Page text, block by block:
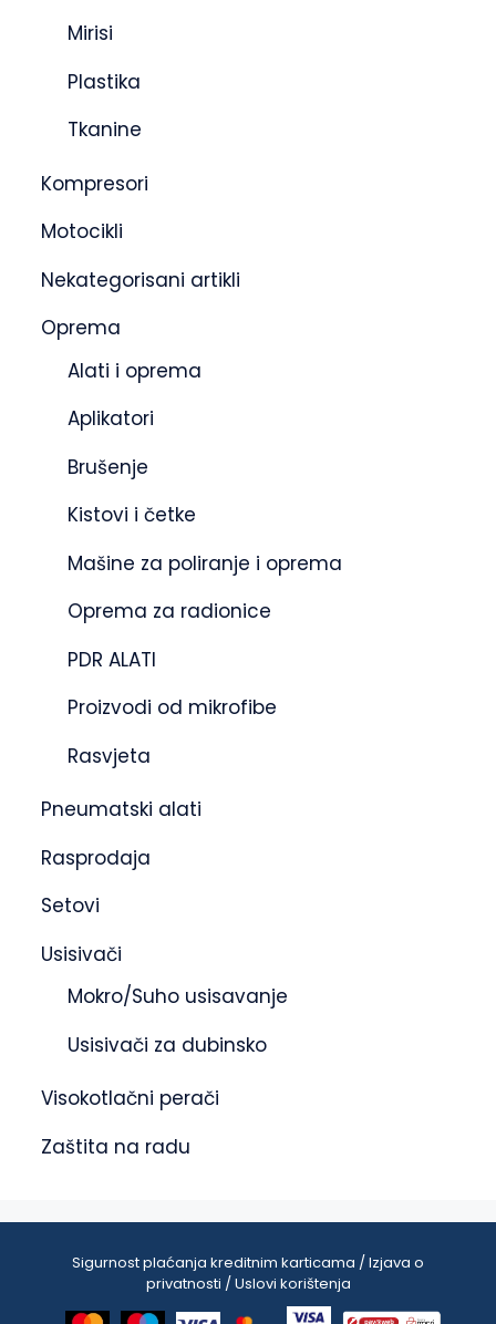
Mirisi
Plastika
Tkanine
Kompresori
Motocikli
Nekategorisani artikli
Oprema
Alati i oprema
Aplikatori
Brušenje
Kistovi i četke
Mašine za poliranje i oprema
Oprema za radionice
PDR ALATI
Proizvodi od mikrofibe
Rasvjeta
Pneumatski alati
Rasprodaja
Setovi
Usisivači
Mokro/Suho usisavanje
Usisivači za dubinsko
Visokotlačni perači
Zaštita na radu
Sigurnost plaćanja kreditnim karticama / Izjava o
privatnosti / Uslovi korištenja